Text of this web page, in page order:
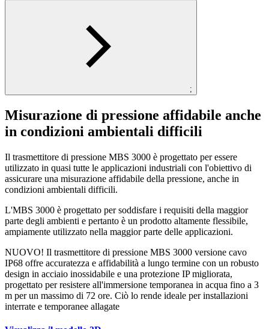
;
Misurazione di pressione affidabile anche
in condizioni ambientali difficili
Il trasmettitore di pressione MBS 3000 è progettato per essere
utilizzato in quasi tutte le applicazioni industriali con l'obiettivo di
assicurare una misurazione affidabile della pressione, anche in
condizioni ambientali difficili.
L'MBS 3000 è progettato per soddisfare i requisiti della maggior
parte degli ambienti e pertanto è un prodotto altamente flessibile,
ampiamente utilizzato nella maggior parte delle applicazioni.
NUOVO! Il trasmettitore di pressione MBS 3000 versione cavo
IP68 offre accuratezza e affidabilità a lungo termine con un robusto
design in acciaio inossidabile e una protezione IP migliorata,
progettato per resistere all'immersione temporanea in acqua fino a 3
m per un massimo di 72 ore. Ciò lo rende ideale per installazioni
interrate e temporanee allagate